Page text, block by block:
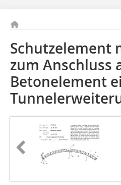
Schutzelement
zum Anschluss
Betonelement